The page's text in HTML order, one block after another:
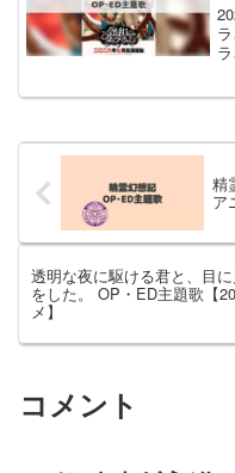
精
ア
透明な夜に駆ける君と、目
をした。 OP・ED主題歌【
メ】
コメント